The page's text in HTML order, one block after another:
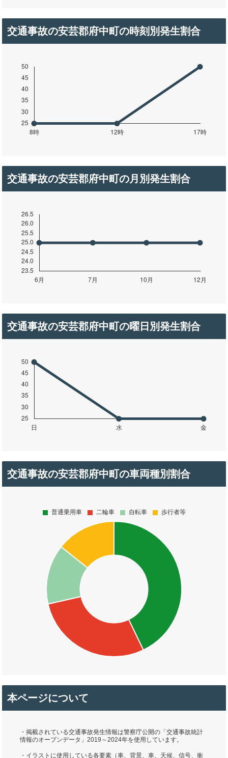
交通事故の安芸郡府中町の時刻別発生割合
交通事故の安芸郡府中町の月別発生割合
交通事故の安芸郡府中町の曜日別発生割合
交通事故の安芸郡府中町の車両種別割合
本ページについて
・掲載されている交通事故発生情報は警察庁公開の「交通事故統計
情報のオープンデータ」2019～2024年を使用しています。
・イラストに使用している各要素（車、背景、車、天候、信号、衝